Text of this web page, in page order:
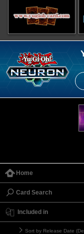
Home
Card Search
Included in
Sort by Release Date